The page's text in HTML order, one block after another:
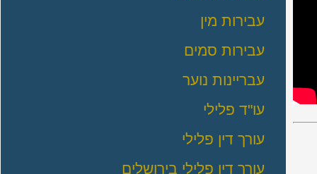
עבירות מין
עבירות סמים
עבריינות נוער
עו"ד פלילי
עורך דין פלילי
עורך דין פלילי בירושלים